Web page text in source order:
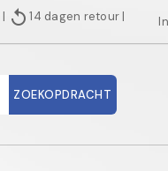
| replay14 dagen retour |
ZOEKOPDRACHT